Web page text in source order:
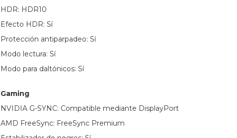
HDR: HDR10
Efecto HDR: Sí
Protección antiparpadeo: Sí
Modo lectura: Sí
Modo para daltónicos: Sí
Gaming
NVIDIA G-SYNC: Compatible mediante DisplayPort
AMD FreeSync: FreeSync Premium